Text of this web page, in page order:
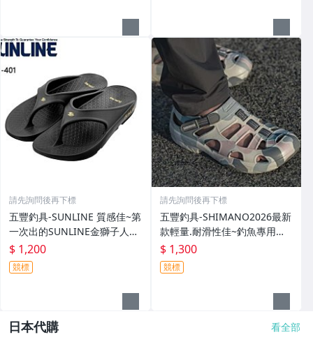
請先詢問後再下標
五豐釣具-SUNLINE 質感佳~第
一次出的SUNLINE金獅子人字
夾腳拖鞋SUS-401特價1200元
$ 1,200
競標
請先詢問後再下標
五豐釣具-SHIMANO2026最新
款輕量.耐滑性佳~釣魚專用布
希涼鞋 FS-091I特價1300元
$ 1,300
競標
日本代購 看全部